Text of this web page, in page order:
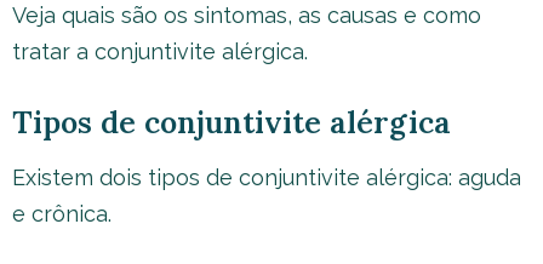
Veja quais são os sintomas, as causas e como
tratar a conjuntivite alérgica.
Tipos de conjuntivite alérgica
Existem dois tipos de conjuntivite alérgica: aguda
e crônica.